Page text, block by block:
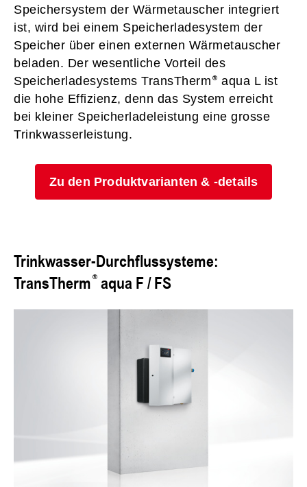
Speichersystem der Wärmetauscher integriert
ist, wird bei einem Speicherladesystem der
Speicher über einen externen Wärmetauscher
beladen. Der wesentliche Vorteil des
Speicherladesystems TransTherm
aqua L ist
die hohe Effizienz, denn das System erreicht
bei kleiner Speicherladeleistung eine grosse
Trinkwasserleistung.
Zu den Produktvarianten & -details
Trinkwasser-Durchflussysteme:
TransTherm aqua F / FS